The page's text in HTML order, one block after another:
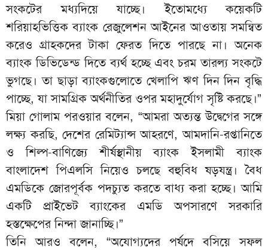
সংকটের মধ্যদিয়ে যাচ্ছে। ইতোমধ্যে কয়েকটি
শরিয়াহভিত্তিক ব্যাংক রেজুলেশন আইনের আওতায় সমন্বিত
করেও গ্রাহকদের টাকা ফেরত দিতে পারছে না। অনেক
ব্যাংক ডিভিডেন্ড দিতে ব্যর্থ হচ্ছে এবং চরম তারল্য সংকটে
ভুগছে। তা ছাড়া ব্যাংকগুলোতে খেলাপি ঋণ দিন দিন বৃদ্ধি
পাচ্ছে, যা সামগ্রিক অর্থনীতির ওপর মহাদুর্যোগ সৃষ্টি করছে।”
মিয়া গোলাম পরওয়ার বলেন, “আমরা অত্যন্ত উদ্বেগের সঙ্গে
লক্ষ্য করছি, দেশের রেমিট্যান্স আহরণে, আমদানি-রপ্তানিতে
ও শিল্প-বাণিজ্যে শীর্ষস্থানীয় ব্যাংক ইসলামী ব্যাংক
বাংলাদেশ পিএলসি নিয়েও চলছে বহুবিধ ষড়যন্ত্র। বৈধ
এমডিকে জোরপূর্বক পদচ্যুত করতে বাধ্য করা হচ্ছে। আমি
একটি প্রাইভেট ব্যাংকের এমডি অপসারণে সরকারি
হস্তক্ষেপের নিন্দা জানাচ্ছি।”
তিনি আরও বলেন, “অযোগ্যদের পর্ষদে বসিয়ে সফল